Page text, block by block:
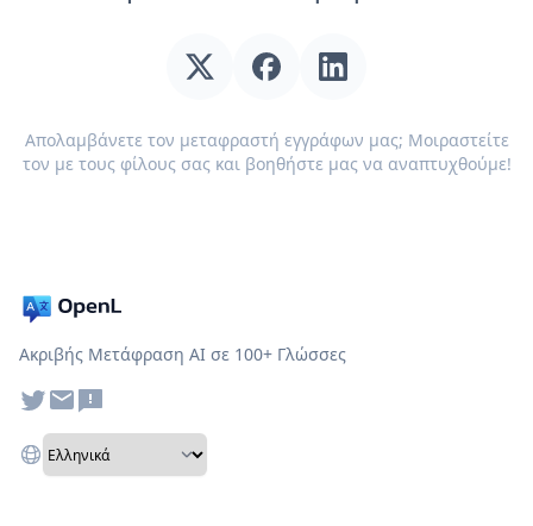
Απολαμβάνετε τον μεταφραστή εγγράφων μας; Μοιραστείτε
τον με τους φίλους σας και βοηθήστε μας να αναπτυχθούμε!
Ακριβής Μετάφραση AI σε 100+ Γλώσσες